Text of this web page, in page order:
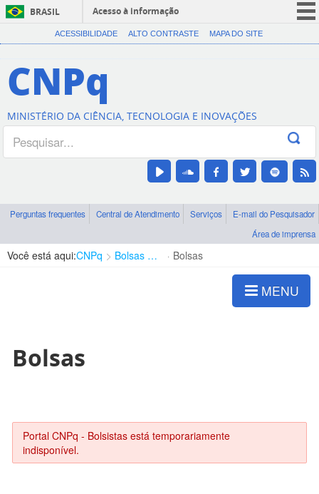
BRASIL
Acesso à informação
CORONAVÍRUS (COVID-19)
Canais
ACESSIBILIDADE ALTO CONTRASTE MAPA DO SITE
CNPq
MINISTÉRIO DA CIÊNCIA, TECNOLOGIA E INOVAÇÕES
Perguntas frequentes Central de Atendimento Serviços
E-mail do Pesquisador
Área de imprensa
Você está aqui:CNPq Bolsas e Auxílios Vigentes Bolsas
MENU
Bolsas
Portal CNPq - Bolsistas está temporariamente
indisponível.